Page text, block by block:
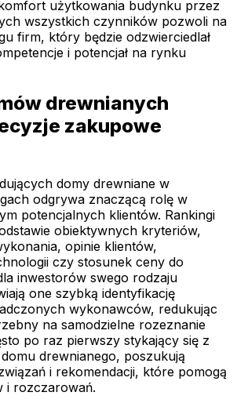
użytkowania budynku przez
wszystkich czynników pozwoli na
firm, który będzie odzwierciedlał
i potencjał na rynku
drewnianych
zakupowe
domy drewniane w
odgrywa znaczącą rolę w
potencjalnych klientów. Rankingi
obiektywnych kryteriów,
opinie klientów,
czy stosunek ceny do
inwestorów swego rodzaju
one szybką identyfikację
wykonawców, redukując
na samodzielne rozeznanie
po raz pierwszy stykający się z
drewnianego, poszukują
i rekomendacji, które pomogą
i rozczarowań.